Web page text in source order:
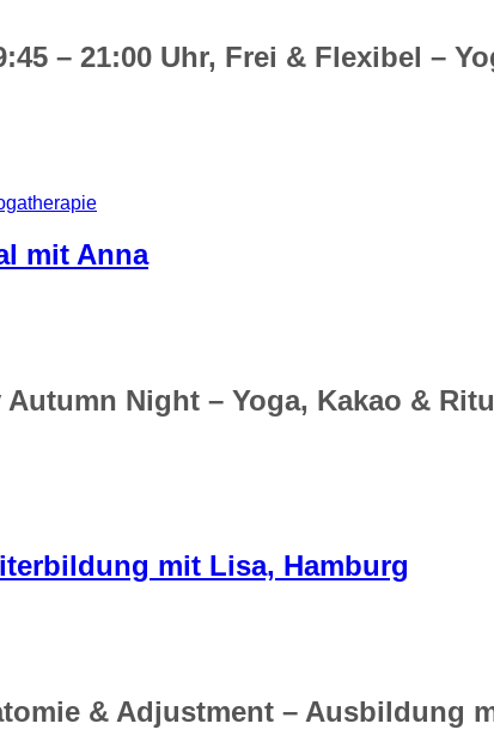
– 21:00 Uhr, Frei & Flexibel –
mit Anna
Autumn Night – Yoga, Kakao &
mit Lisa, Hamburg
& Adjustment – Ausbildung